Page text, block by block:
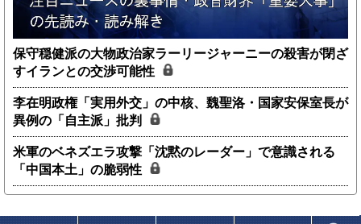
保守穏健派の大物政治家ラーリージャーニーの殺害が閉ざ
すイランとの交渉可能性
李在明政権「実用外交」の中核、魏聖洛・国家安保室長が
異例の「自主派」批判
米軍のベネズエラ攻撃「沈黙のレーダー」で意識される
「中国本土」の脆弱性